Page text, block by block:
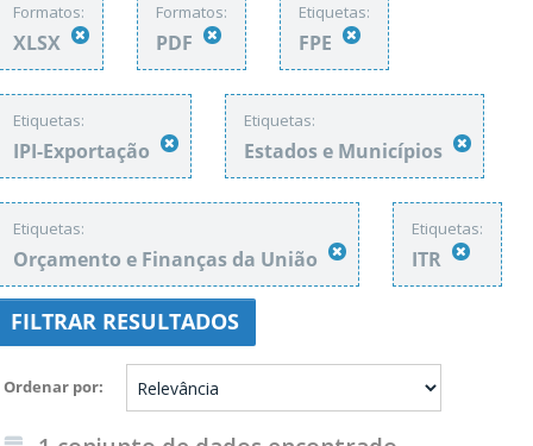
Formatos:
XLSX
Formatos:
PDF
Etiquetas:
FPE
Etiquetas:
IPI-Exportação
Etiquetas:
Estados e Municípios
Etiquetas:
Orçamento e Finanças da União
Etiquetas:
ITR
FILTRAR RESULTADOS
Ordenar por